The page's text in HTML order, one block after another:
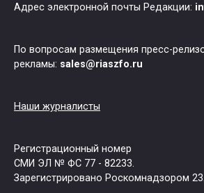
Адрес электронной почты Редакции:
По вопросам размещения пресс-
рекламы: sales@riaszfo.ru
Наши журналисты
Регистрационный номер
СМИ ЭЛ № ФС 77 - 82233.
Зарегистрировано Роскомнадзором